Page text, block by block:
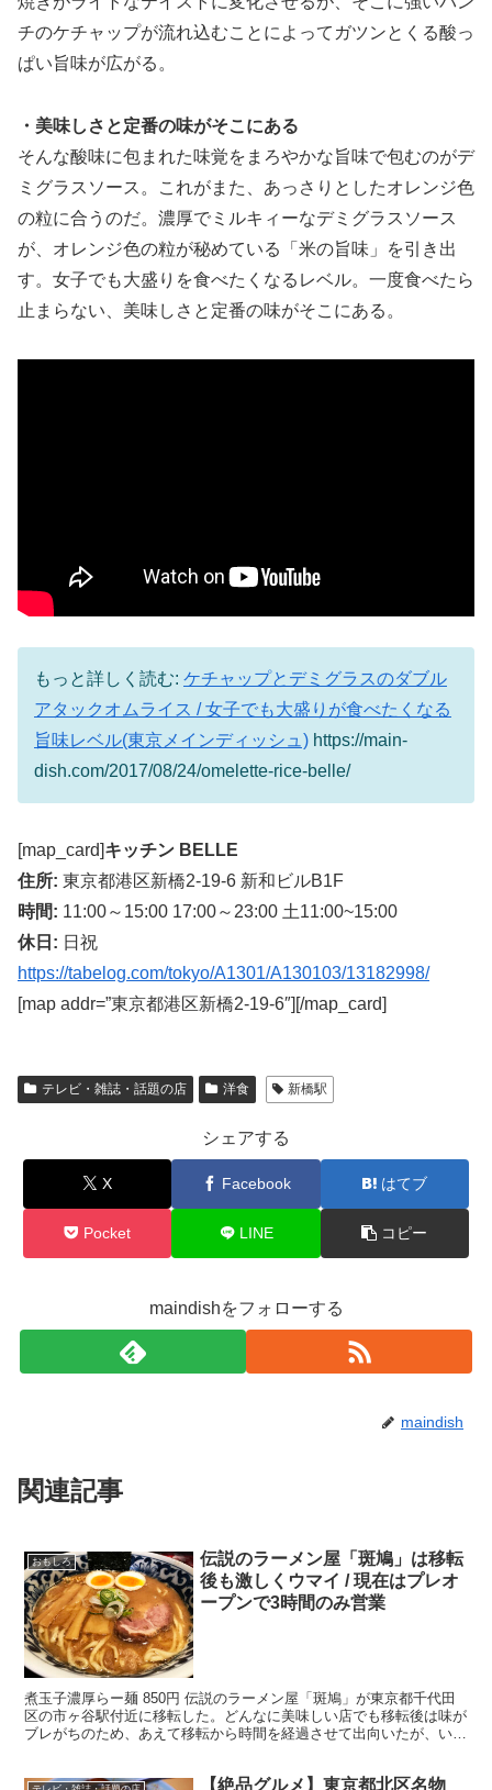
チのケチャップが流れ込むことによってガツンとくる酸っ
ぱい旨味が広がる。
・美味しさと定番の味がそこにある
そんな酸味に包まれた味覚をまろやかな旨味で包むのがデ
ミグラスソース。これがまた、あっさりとしたオレンジ色
の粒に合うのだ。濃厚でミルキィーなデミグラスソース
が、オレンジ色の粒が秘めている「米の旨味」を引き出
す。女子でも大盛りを食べたくなるレベル。一度食べたら
止まらない、美味しさと定番の味がそこにある。
もっと詳しく読む: ケチャップとデミグラスのダブル
アタックオムライス / 女子でも大盛りが食べたくなる
旨味レベル(東京メインディッシュ) https://main-
dish.com/2017/08/24/omelette-rice-belle/
[map_card]キッチン BELLE
住所: 東京都港区新橋2-19-6 新和ビルB1F
時間: 11:00～15:00 17:00～23:00 土11:00~15:00
休日: 日祝
https://tabelog.com/tokyo/A1301/A130103/13182998/
[map addr=”東京都港区新橋2-19-6″][/map_card]
テレビ・雑誌・話題の店 洋食 新橋駅
シェアする
X Facebook はてブ
Pocket LINE コピー
maindishをフォローする
maindish
関連記事
おもしろ
伝説のラーメン屋「斑鳩」は移転
後も激しくウマイ / 現在はプレオ
ープンで3時間のみ営業
煮玉子濃厚らー麺 850円 伝説のラーメン屋「斑鳩」が東京都千代田
区の市ヶ谷駅付近に移転した。どんなに美味しい店でも移転後は味が
ブレがちのため、あえて移転から時間を経過させて出向いたが、いや
【絶品グルメ】東京都北区名物